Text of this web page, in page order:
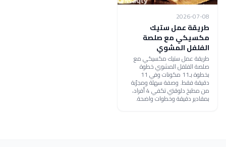
2026-07-08
طريقة عمل ستيك
مكسيكي مع صلصة
الفلفل المشوي
طريقة عمل ستيك مكسيكي مع
صلصة الفلفل المشوي خطوة
بخطوة بـ11 مكونات وفي 11
دقيقة فقط. وصفة سهلة ومجرّبة
من مطبخ دلوقتي تكفي 4 أفراد،
بمقادير دقيقة وخطوات واضحة.